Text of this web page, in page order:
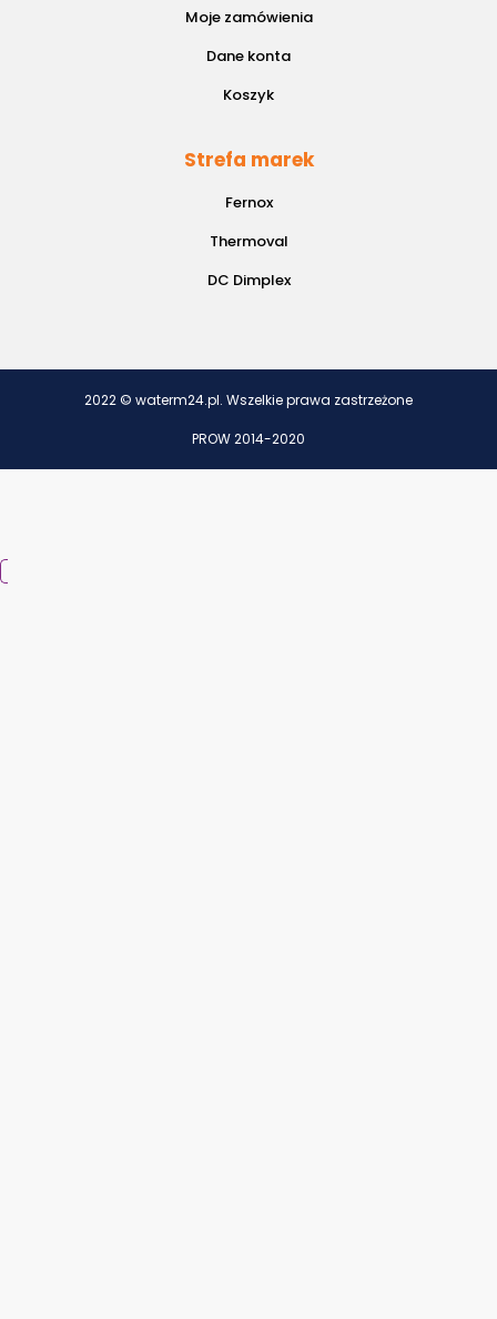
Moje zamówienia
Dane konta
Koszyk
Strefa marek
Fernox
Thermoval
DC Dimplex
2022 © waterm24.pl. Wszelkie prawa zastrzeżone
PROW 2014-2020